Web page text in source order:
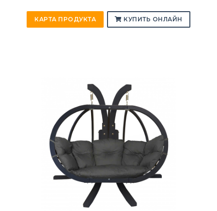
КАРТА ПРОДУКТА КУПИТЬ ОНЛАЙН